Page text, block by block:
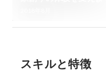
スキルと特徴